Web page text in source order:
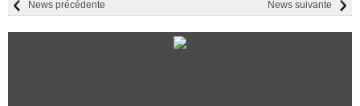
News suivante
News précédente